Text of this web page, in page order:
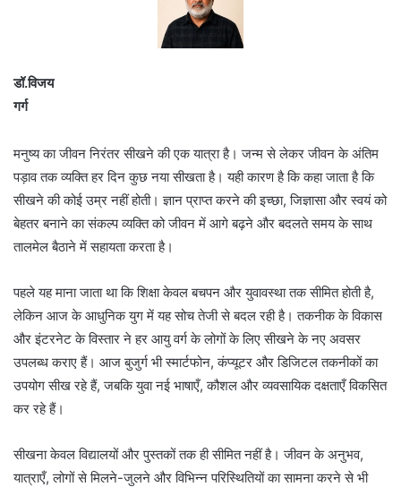
डॉ.विजय
गर्ग
मनुष्य का जीवन निरंतर सीखने की एक यात्रा है। जन्म से लेकर जीवन के अंतिम
पड़ाव तक व्यक्ति हर दिन कुछ नया सीखता है। यही कारण है कि कहा जाता है कि
सीखने की कोई उम्र नहीं होती। ज्ञान प्राप्त करने की इच्छा, जिज्ञासा और स्वयं को
बेहतर बनाने का संकल्प व्यक्ति को जीवन में आगे बढ़ने और बदलते समय के साथ
तालमेल बैठाने में सहायता करता है।
पहले यह माना जाता था कि शिक्षा केवल बचपन और युवावस्था तक सीमित होती है,
लेकिन आज के आधुनिक युग में यह सोच तेजी से बदल रही है। तकनीक के विकास
और इंटरनेट के विस्तार ने हर आयु वर्ग के लोगों के लिए सीखने के नए अवसर
उपलब्ध कराए हैं। आज बुजुर्ग भी स्मार्टफोन, कंप्यूटर और डिजिटल तकनीकों का
उपयोग सीख रहे हैं, जबकि युवा नई भाषाएँ, कौशल और व्यवसायिक दक्षताएँ विकसित
कर रहे हैं।
सीखना केवल विद्यालयों और पुस्तकों तक ही सीमित नहीं है। जीवन के अनुभव,
यात्राएँ, लोगों से मिलने-जुलने और विभिन्न परिस्थितियों का सामना करने से भी